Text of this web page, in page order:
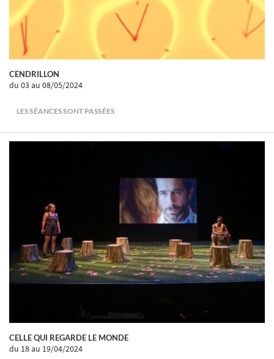
CENDRILLON
du 03au 08/05/2024
LES SÉANCES SONT PASSÉES
CELLE QUI REGARDE LE MONDE
du 18au 19/04/2024